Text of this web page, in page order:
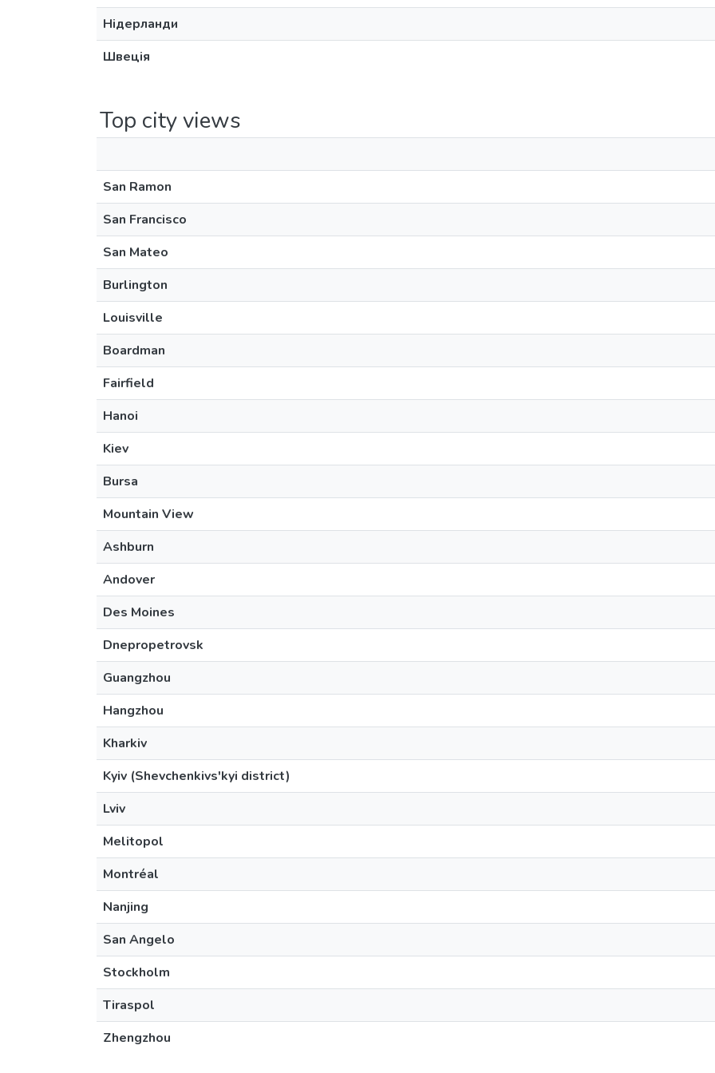
Нідерланди
Швеція
Top city views
San Ramon
San Francisco
San Mateo
Burlington
Louisville
Boardman
Fairfield
Hanoi
Kiev
Bursa
Mountain View
Ashburn
Andover
Des Moines
Dnepropetrovsk
Guangzhou
Hangzhou
Kharkiv
Kyiv (Shevchenkivs'kyi district)
Lviv
Melitopol
Montréal
Nanjing
San Angelo
Stockholm
Tiraspol
Zhengzhou